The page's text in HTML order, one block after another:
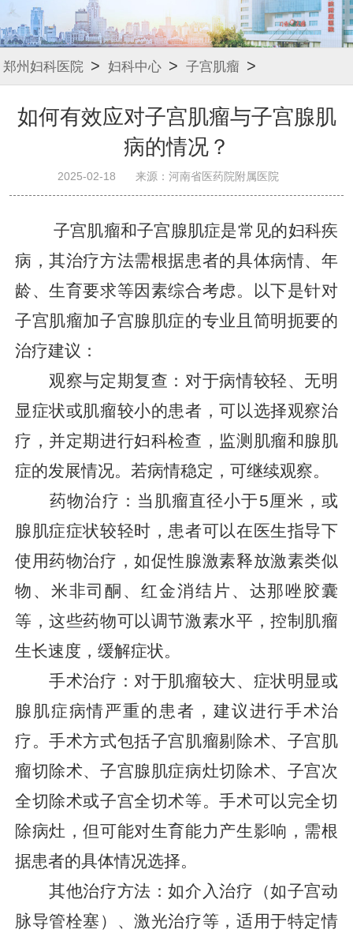
郑州妇科医院 > 妇科中心 > 子宫肌瘤 >
如何有效应对子宫肌瘤与子宫腺肌
病的情况？
2025-02-18 来源：河南省医药院附属医院
子宫肌瘤和子宫腺肌症是常见的妇科疾
病，其治疗方法需根据患者的具体病情、年
龄、生育要求等因素综合考虑。以下是针对
子宫肌瘤加子宫腺肌症的专业且简明扼要的
治疗建议：
观察与定期复查：对于病情较轻、无明
显症状或肌瘤较小的患者，可以选择观察治
疗，并定期进行妇科检查，监测肌瘤和腺肌
症的发展情况。若病情稳定，可继续观察。
药物治疗：当肌瘤直径小于5厘米，或
腺肌症症状较轻时，患者可以在医生指导下
使用药物治疗，如促性腺激素释放激素类似
物、米非司酮、红金消结片、达那唑胶囊
等，这些药物可以调节激素水平，控制肌瘤
生长速度，缓解症状。
手术治疗：对于肌瘤较大、症状明显或
腺肌症病情严重的患者，建议进行手术治
疗。手术方式包括子宫肌瘤剔除术、子宫肌
瘤切除术、子宫腺肌症病灶切除术、子宫次
全切除术或子宫全切术等。手术可以完全切
除病灶，但可能对生育能力产生影响，需根
据患者的具体情况选择。
其他治疗方法：如介入治疗（如子宫动
脉导管栓塞）、激光治疗等，适用于特定情